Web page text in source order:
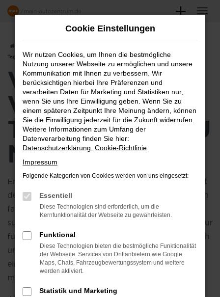
Zum
Tageszulassung kaufen
VW GOLF
VARIANT
TAGESZULASSU
NG KAUFEN
Entdecken Sie die Vorteile einer Tageszulassung
mit
dem Golf Variant, die perfekten Wahl für alle, die ein
fast neues Fahrzeug zu einem attraktiven Preis
suchen. Als Tageszulassung wurde das Fahrzeug nur
für kurze Zeit im Autohaus genutzt und ist praktisch
unbenutzt. Sie profitieren somit von den Vorzügen
eines
Neuwagens , ohne den vollen Preis zahlen zu
müssen.
Cookie Einstellungen
Wir nutzen Cookies, um Ihnen die bestmögliche
Nutzung unserer Webseite zu ermöglichen und unsere
Kommunikation mit Ihnen zu verbessern. Wir
berücksichtigen hierbei Ihre Präferenzen und
verarbeiten Daten für Marketing und Statistiken nur,
wenn Sie uns Ihre Einwilligung geben. Wenn Sie zu
einem späteren Zeitpunkt Ihre Meinung ändern, können
Sie die Einwilligung jederzeit für die Zukunft widerrufen.
Weitere Informationen zum Umfang der
Datenverarbeitung finden Sie hier:
Datenschutzerklärung Cookie-Richtlinie
Impressum
Folgende Kategorien von Cookies werden von uns eingesetzt:
Essentiell
Diese Technologien sind erforderlich, um die
Kernfunktionalität der Webseite zu gewährleisten.
Funktional
Diese Technologien bieten die bestmögliche Funktionalität
der Webseite. Services von Drittanbietern wie Google
Maps, Chats, Fahrzeugbewertungssystem und weitere
werden aktiviert.
Statistik und Marketing